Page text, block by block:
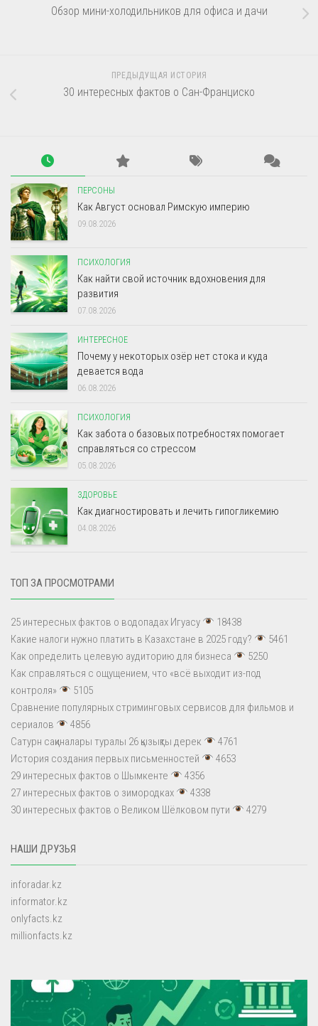
Обзор мини-холодильников для офиса и дачи
ПРЕДЫДУЩАЯ ИСТОРИЯ
30 интересных фактов о Сан-Франциско
ПЕРСОНЫ
Как Август основал Римскую империю
09.08.2026
ПСИХОЛОГИЯ
Как найти свой источник вдохновения для
развития
07.08.2026
ИНТЕРЕСНОЕ
Почему у некоторых озёр нет стока и куда
девается вода
06.08.2026
ПСИХОЛОГИЯ
Как забота о базовых потребностях помогает
справляться со стрессом
05.08.2026
ЗДОРОВЬЕ
Как диагностировать и лечить гипогликемию
04.08.2026
ТОП ЗА ПРОСМОТРАМИ
25 интересных фактов о водопадах Игуасу
18438
Какие налоги нужно платить в Казахстане в 2025 году?
5461
Как определить целевую аудиторию для бизнеса
5250
Как справляться с ощущением, что «всё выходит из-под
контроля»
5105
Сравнение популярных стриминговых сервисов для фильмов и
сериалов
4856
Сатурн сақиналары туралы 26 қызықты дерек
4761
История создания первых письменностей
4653
29 интересных фактов о Шымкенте
4356
27 интересных фактов о зимородках
4338
30 интересных фактов о Великом Шёлковом пути
4279
НАШИ ДРУЗЬЯ
inforadar.kz
informator.kz
onlyfacts.kz
millionfacts.kz